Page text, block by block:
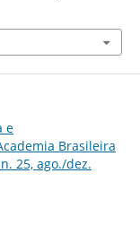
e
Brasileira
25, ago./dez.